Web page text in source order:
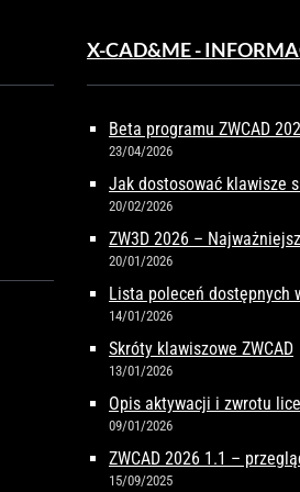
X-CAD&ME -
Beta programu ZWCAD
23/04/2026
Jak dostosować klawisze
20/02/2026
ZW3D 2026 –
20/01/2026
Lista poleceń dostępnych
14/01/2026
Skróty klawiszowe ZWCAD
13/01/2026
Opis aktywacji i zwrotu
09/01/2026
ZWCAD 2026 1.1 –
15/09/2025